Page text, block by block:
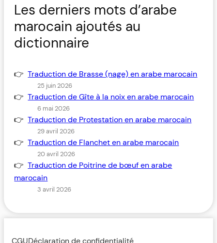
Les derniers mots d’arabe
marocain ajoutés au
dictionnaire
Traduction de Brasse (nage) en arabe marocain
25 juin 2026
Traduction de Gîte à la noix en arabe marocain
6 mai 2026
Traduction de Protestation en arabe marocain
29 avril 2026
Traduction de Flanchet en arabe marocain
20 avril 2026
Traduction de Poitrine de bœuf en arabe
marocain
3 avril 2026